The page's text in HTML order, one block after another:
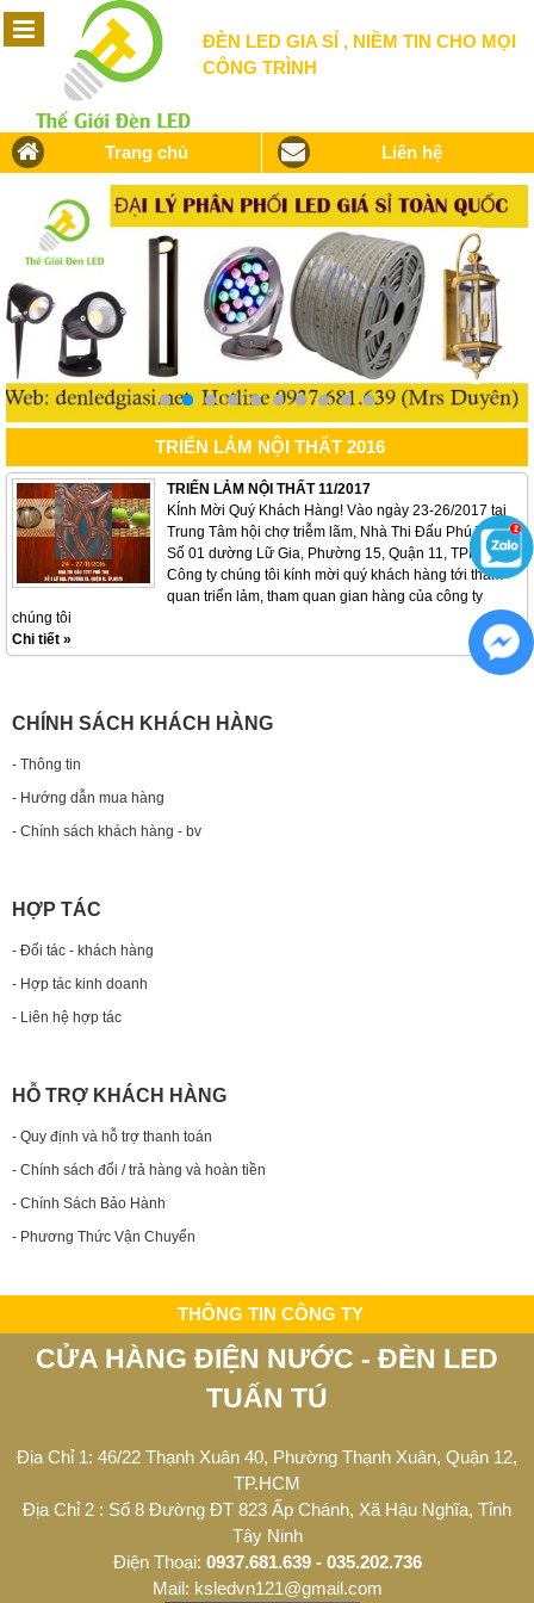
ĐÈN LED GIA SỈ , NIỀM TIN CHO MỌI
CÔNG TRÌNH
Trang chủ Liên hệ
TRIỂN LẢM NỘI THẤT 2016
TRIỂN LẢM NỘI THẤT 11/2017
KÍnh Mời Quý Khách Hàng! Vào ngày 23-26/2017 tại
Trung Tâm hội chợ triễm lãm, Nhà Thi Đấu Phú Thọ,
Số 01 dường Lữ Gia, Phường 15, Quận 11, TPHCM
Công ty chúng tôi kính mời quý khách hàng tới tham
quan triển lảm, tham quan gian hàng của công ty
chúng tôi
Chi tiết »
CHÍNH SÁCH KHÁCH HÀNG
- Thông tin
- Hướng dẫn mua hàng
- Chính sách khách hàng - bv
HỢP TÁC
- Đối tác - khách hàng
- Hợp tác kinh doanh
- Liên hệ hợp tác
HỖ TRỢ KHÁCH HÀNG
- Quy định và hỗ trợ thanh toán
- Chính sách đổi / trả hàng và hoàn tiền
- Chính Sách Bảo Hành
- Phương Thức Vận Chuyển
THÔNG TIN CÔNG TY
CỬA HÀNG ĐIỆN NƯỚC - ĐÈN LED
TUẤN TÚ
Địa Chỉ 1: 46/22 Thạnh Xuân 40, Phường Thạnh Xuân, Quận 12,
TP.HCM
Địa Chỉ 2 : Số 8 Đường ĐT 823 Ấp Chánh, Xã Hậu Nghĩa, Tỉnh
Tây Ninh
Điện Thoại: 0937.681.639 - 035.202.736
Mail: ksledvn121@gmail.com